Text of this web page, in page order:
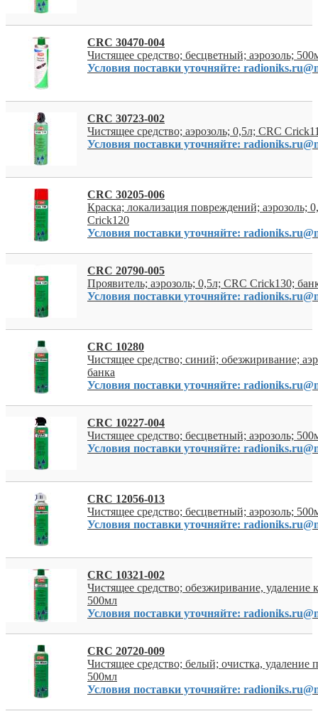
CRC 30470-004
Чистящее средство; бесцветный; аэрозоль;
Условия поставки уточняйте:
CRC 30723-002
Чистящее средство; аэрозоль; 0,5л; CRC
Условия поставки уточняйте:
CRC 30205-006
Краска; локализация повреждений; аэрозоль;
Crick120
Условия поставки уточняйте:
CRC 20790-005
Проявитель; аэрозоль; 0,5л; CRC Crick130;
Условия поставки уточняйте:
CRC 10280
Чистящее средство; синий; обезжиривание;
банка
Условия поставки уточняйте:
CRC 10227-004
Чистящее средство; бесцветный; аэрозоль;
Условия поставки уточняйте:
CRC 12056-013
Чистящее средство; бесцветный; аэрозоль;
Условия поставки уточняйте:
CRC 10321-002
Чистящее средство; обезжиривание, удаление
500мл
Условия поставки уточняйте:
CRC 20720-009
Чистящее средство; белый; очистка, удаление
500мл
Условия поставки уточняйте: